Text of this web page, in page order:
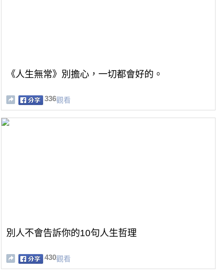
《人生無常》別擔心，一切都會好的。
336觀看
別人不會告訴你的10句人生哲理
430觀看